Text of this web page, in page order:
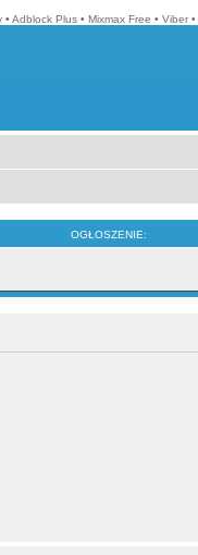
• Adblock Plus • Mixmax Free • Viber •
OGŁOSZENIE: